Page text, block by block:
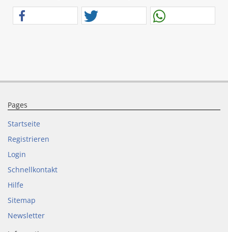
Pages
Startseite
Registrieren
Login
Schnellkontakt
Hilfe
Sitemap
Newsletter